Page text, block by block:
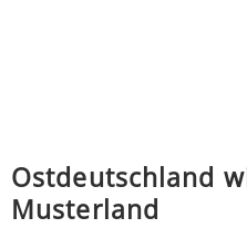
Ostdeutschland
Musterland